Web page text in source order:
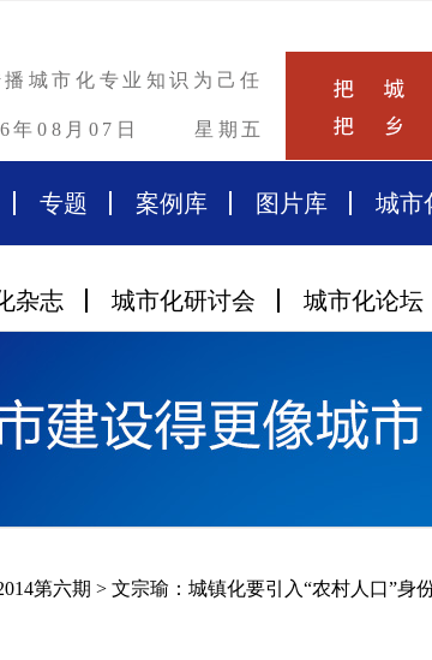
播城市化专业知识为己任
年08月07日 星期五
专题 案例库 图片库 城市
杂志 城市化研讨会 城市化论坛
第六期 > 文宗瑜：城镇化要引入“农村人口”身